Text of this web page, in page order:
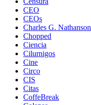
CEO
CEOs
Charles G. Nathanson
Chopped
Ciencia
Cilurnigos
Cine
Circo
CIS
Citas
CoffeBreak